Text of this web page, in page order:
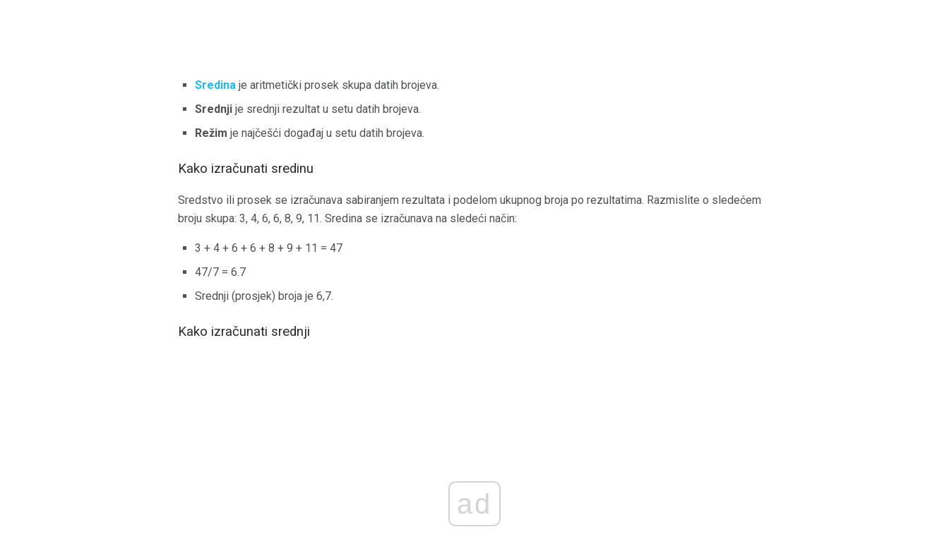
Sredina je aritmetički prosek skupa datih brojeva.
Srednji je srednji rezultat u setu datih brojeva.
Režim je najčešći događaj u setu datih brojeva.
Kako izračunati sredinu
Sredstvo ili prosek se izračunava sabiranjem rezultata i podelom ukupnog broja po rezultatima. Razmislite o sledećem
broju skupa: 3, 4, 6, 6, 8, 9, 11. Sredina se izračunava na sledeći način:
3 + 4 + 6 + 6 + 8 + 9 + 11 = 47
47/7 = 6.7
Srednji (prosjek) broja je 6,7.
Kako izračunati srednji
ad